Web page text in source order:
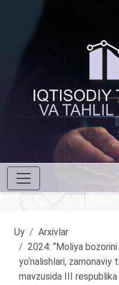
Uy
Arxivlar
2024: “Moliya
yo‘nalishlari,
mavzusida III